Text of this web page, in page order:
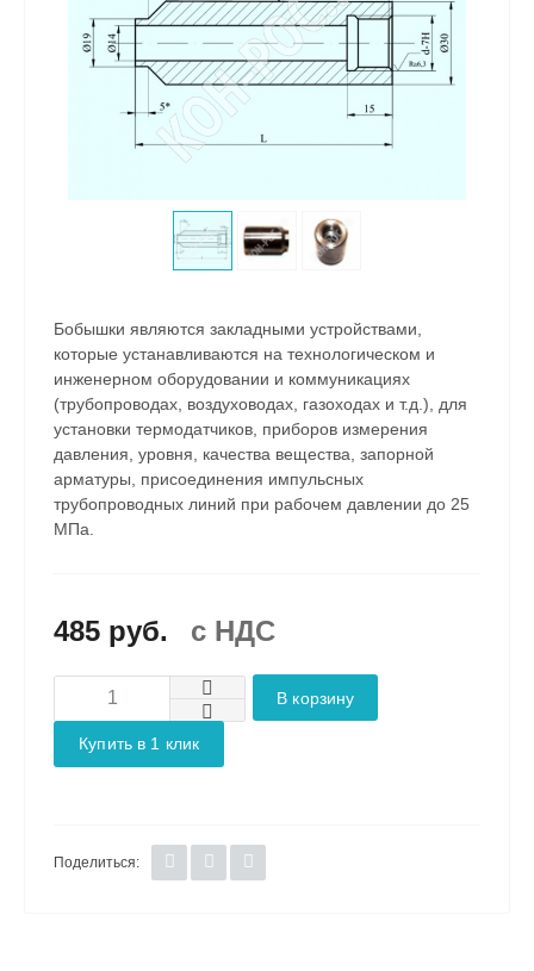
Бобышки являются закладными устройствами,
которые устанавливаются на технологическом и
инженерном оборудовании и коммуникациях
(трубопроводах, воздуховодах, газоходах и т.д.), для
установки термодатчиков, приборов измерения
давления, уровня, качества вещества, запорной
арматуры, присоединения импульсных
трубопроводных линий при рабочем давлении до 25
МПа.
485 руб. c НДС
В корзину
Купить в 1 клик
Поделиться: